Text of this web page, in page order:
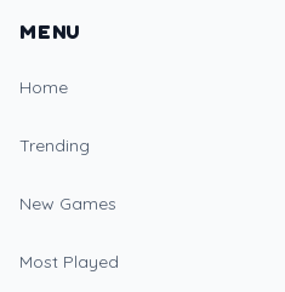
MENU
Home
Trending
New Games
Most Played